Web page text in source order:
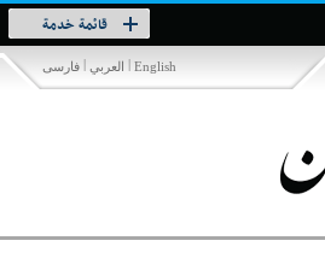
قائمة خدمة
Toggle
navigation
فارسی | العربي | English